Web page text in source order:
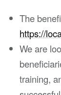
The
https://
We are
training,